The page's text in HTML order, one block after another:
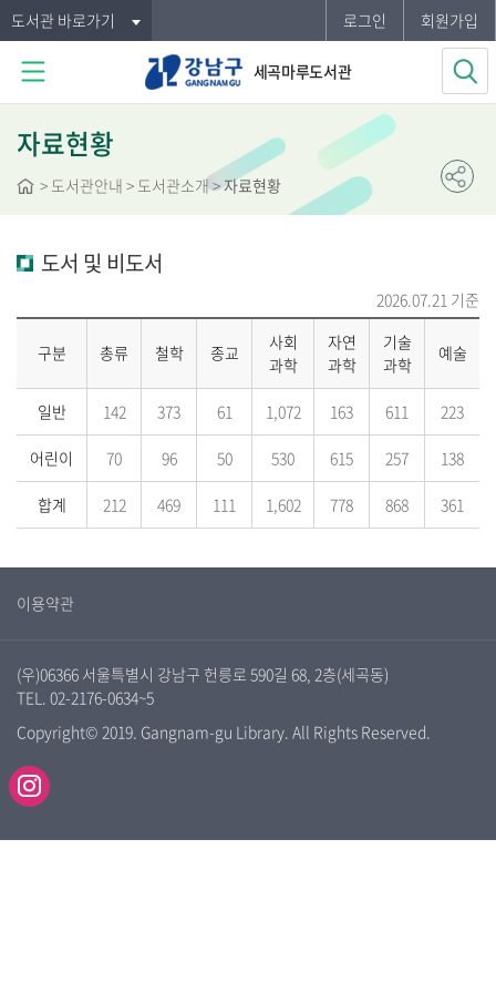
도서관 바로가기 로그인 회원가입
세곡마루도서관
자료현황
> 도서관안내 > 도서관소개 >자료현황
도서 및 비도서
2026.07.21 기준
구분 총류 철학 종교
사회
과학
자연
과학
기술
과학
예술
일반 142 373 61 1,072 163 611 223
어린이 70 96 50 530 615 257 138
합계 212 469 111 1,602 778 868 361
이용약관
(우)06366 서울특별시 강남구 헌릉로 590길 68, 2층(세곡동)
TEL. 02-2176-0634~5
Copyright© 2019. Gangnam-gu Library. All Rights Reserved.